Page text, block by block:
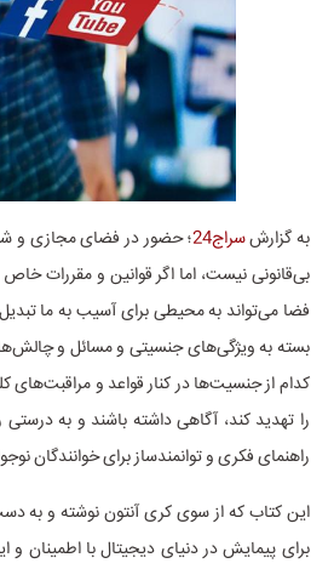
به گزارشسراج24
؛ حضور در فضای مجازی و
بی‌قانونی نیست، اما اگر قوانین و مقررات
فضا می‌تواند به محیطی برای آسیب به ما
بسته به ویژگی‌های جنسیتی و مسائل و
کدام از جنسیت‌ها در کنار قواعد و
را تهدید کند، آگاهی داشته باشند و به
راهنمای فکری و توانمندساز برای خوانندگان
این کتاب که از سوی کری آنتون نوشته و به